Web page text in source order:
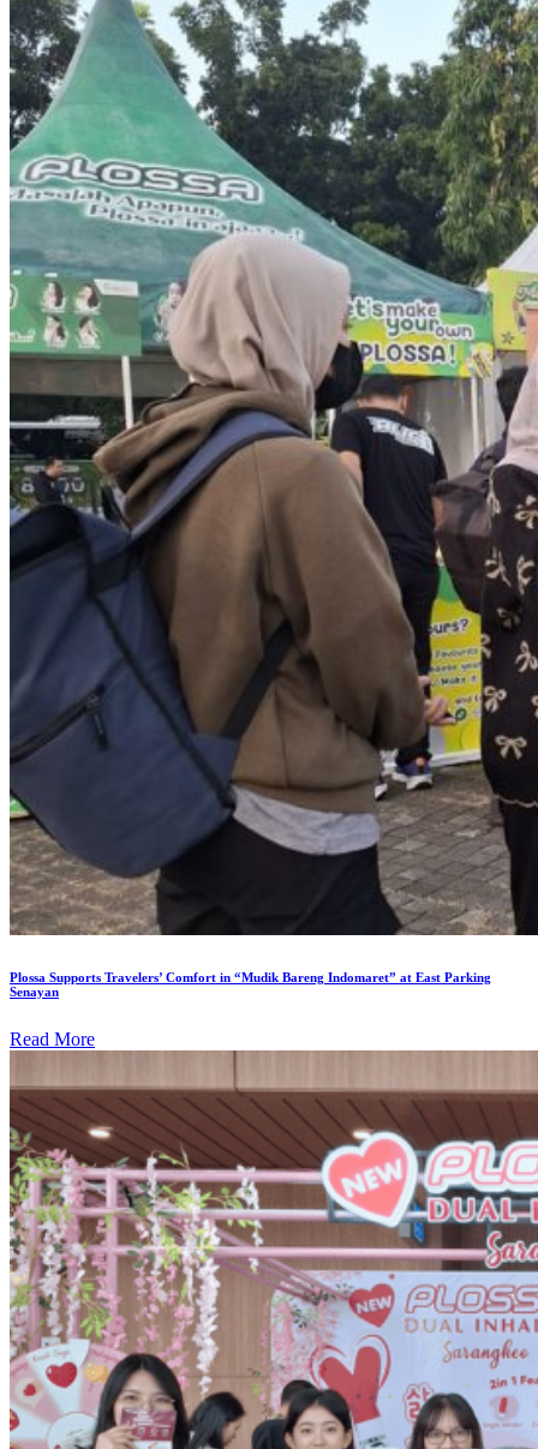
Plossa Supports Travelers’ Comfort in “Mudik Bareng Indomaret” at East Parking
Senayan
Read More